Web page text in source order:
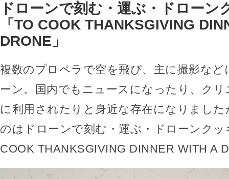
ドローンで刻む・運ぶ・ドローン
「TO COOK THANKSGIVING
DRONE」
複数のプロペラで空を飛び、主に撮影な
ーン。国内でもニュースになったり、ク
に利用されたりと身近な存在になりました
のはドローンで刻む・運ぶ・ドローンクッ
COOK THANKSGIVING DINNER WITH A